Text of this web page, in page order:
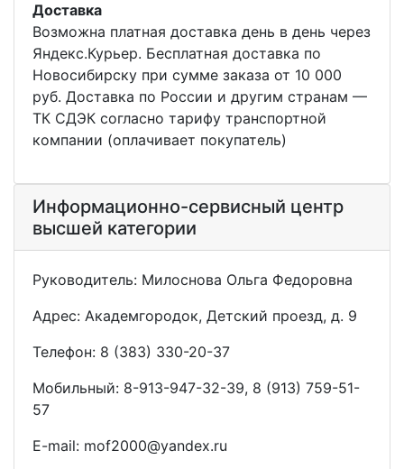
Доставка
Возможна платная доставка день в день через
Яндекс.Курьер. Бесплатная доставка по
Новосибирску при сумме заказа от 10 000
руб. Доставка по России и другим странам —
ТК СДЭК согласно тарифу транспортной
компании (оплачивает покупатель)
Информационно-сервисный центр
высшей категории
Руководитель: Милоснова Ольга Федоровна
Адрес: Академгородок, Детский проезд, д. 9
Телефон: 8 (383) 330-20-37
Мобильный: 8-913-947-32-39, 8 (913) 759-51-
57
E-mail: mof2000@yandex.ru